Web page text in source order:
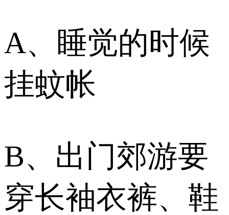
A、睡觉的时候
挂蚊帐
B、出门郊游要
穿长袖衣裤、鞋